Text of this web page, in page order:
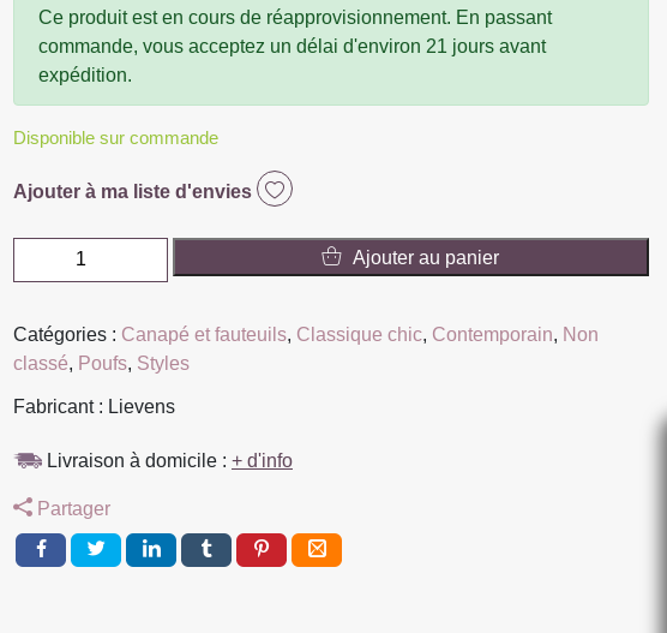
Ce produit est en cours de réapprovisionnement. En passant
commande, vous acceptez un délai d'environ 21 jours avant
expédition.
Disponible sur commande
Ajouter à ma liste d'envies
quantité
de
PIEDS
LOUNGE
SUNDAY
MOUTARDE
45
X
40
Ajouter au panier
Catégories : Canapé et fauteuils, Classique chic, Contemporain, Non
classé, Poufs, Styles
Fabricant : Lievens
Livraison à domicile : + d'info
Partager